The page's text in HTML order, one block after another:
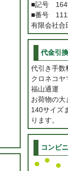
■記号
■番号
有限会社合
代金引換
代引き手
クロネコヤ
福山通運
お荷物の大
140サイズ
ります。
コンビ